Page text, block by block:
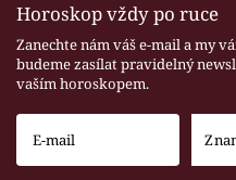
Horoskop vždy po ruce
Zanechte nám váš e-mail a my
budeme zasílat pravidelný
vaším horoskopem.